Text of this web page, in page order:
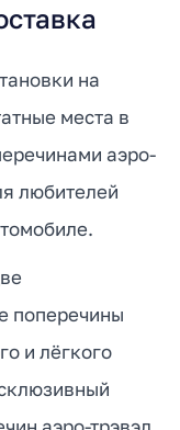
на
места в
аэро-
любителей
поперечины
и лёгкого